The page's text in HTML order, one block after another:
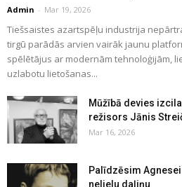
Admin - Mar 19, 2026
Tiešsaistes azartspēļu industrija
tirgū parādās arvien vairāk jaunu
spēlētājus ar modernām tehnoloģijām,
uzlabotu lietošanas...
Mūžībā devies
režisors Jānis
Mar 16, 2026
Palīdzēsim
nelielu daļiņu